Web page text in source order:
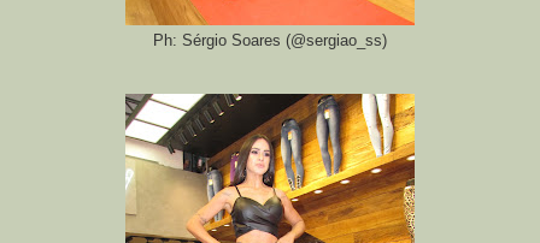
Ph: Sérgio Soares (@sergiao_ss)